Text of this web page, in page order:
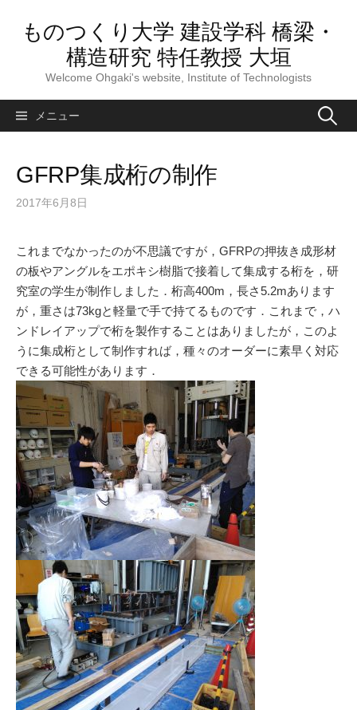
ス
ものつくり大学 建設学科 橋梁・
構造研究 特任教授 大垣
Welcome Ohgaki's website, Institute of Technologists
メニュー 検
GFRP集成桁の制作
2017年6月8日
これまでなかったのが不思議ですが，GFRPの押抜き成形材
の板やアングルをエポキシ樹脂で接着して集成する桁を，研
究室の学生が制作しました．桁高400m，長さ5.2mあります
が，重さは73kgと軽量で手で持てるものです．これまで，ハ
ンドレイアップで桁を製作することはありましたが，このよ
うに集成桁として制作すれば，種々のオーダーに素早く対応
できる可能性があります．